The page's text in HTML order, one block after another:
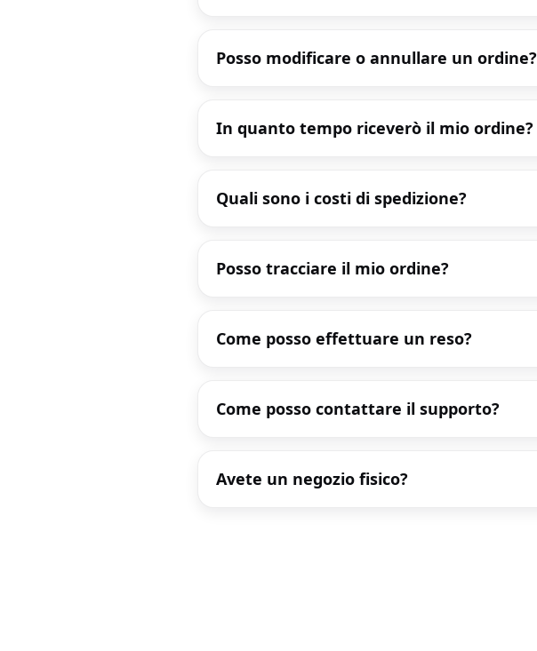
Posso modificare o annullare un ordine?
In quanto tempo riceverò il mio ordine?
Quali sono i costi di spedizione?
Posso tracciare il mio ordine?
Come posso effettuare un reso?
Come posso contattare il supporto?
Avete un negozio fisico?